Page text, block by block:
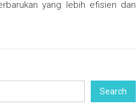
yang lebih efisien dan
Search